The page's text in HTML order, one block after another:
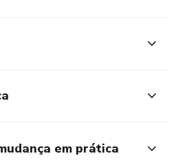
em prática